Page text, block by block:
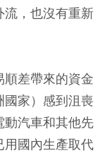
流，也沒有重新
差帶來的資金
家）感到沮喪
動汽車和其他先
用國內生產取代